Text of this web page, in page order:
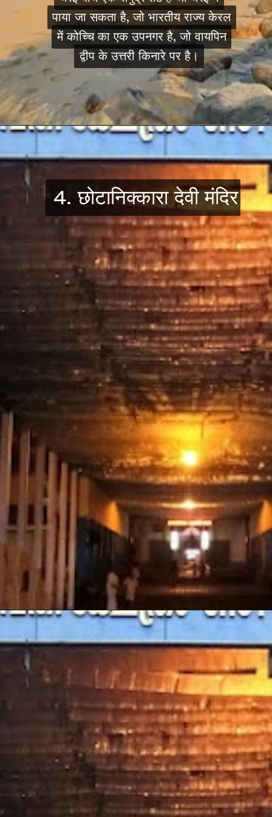
पाया जा सकता है, जो भारतीय राज्य केरल
में कोच्चि का एक उपनगर है, जो वायपिन
द्वीप के उत्तरी किनारे पर है।
पाया जा सकता है, जो भारतीय राज्य केरल
में कोच्चि का एक उपनगर है, जो वायपिन
द्वीप के उत्तरी किनारे पर है।
4. छोटानिक्कारा देवी मंदिर
4. छोटानिक्कारा देवी मंदिर